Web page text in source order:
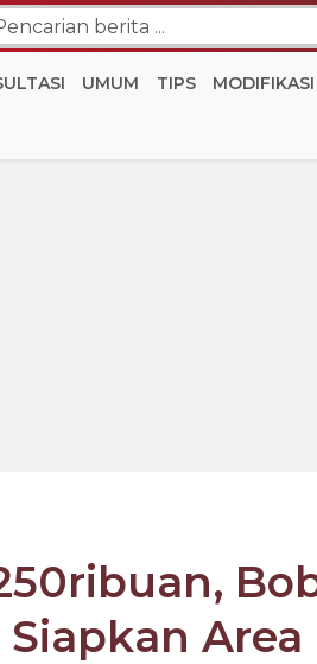
UMUM TIPS MODIFIKASI
Siapkan